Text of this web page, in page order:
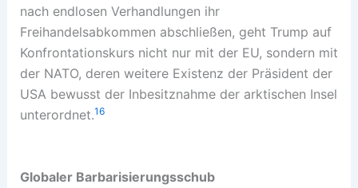
nach endlosen Verhandlungen ihr
Freihandelsabkommen abschließen, geht Trump auf
Konfrontationskurs nicht nur mit der EU, sondern mit
der NATO, deren weitere Existenz der Präsident der
USA bewusst der Inbesitznahme der arktischen Insel
unterordnet.16
Globaler Barbarisierungsschub